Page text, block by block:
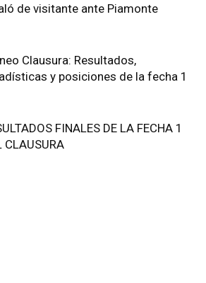
de visitante ante Piamonte
Clausura: Resultados,
y posiciones de la fecha 1
FINALES DE LA FECHA 1
CLAUSURA